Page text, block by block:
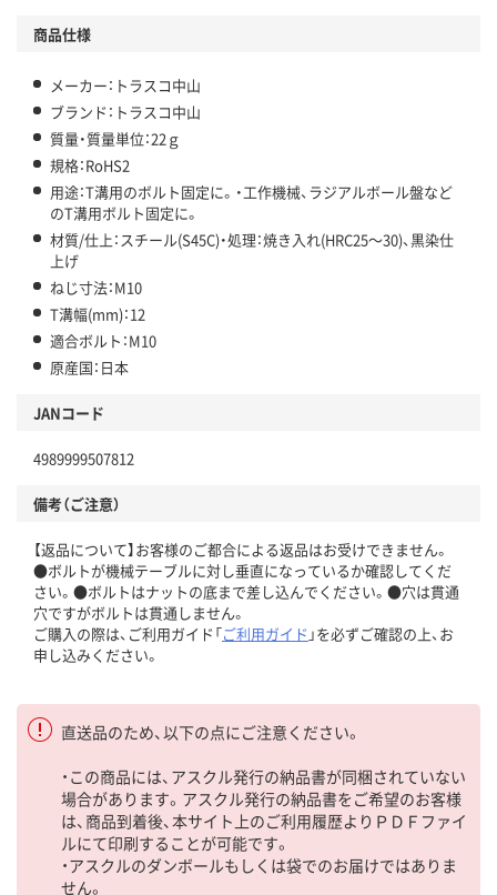
商品仕様
メーカー：トラスコ中山
ブランド：トラスコ中山
質量・質量単位：22ｇ
規格：RoHS2
用途：T溝用のボルト固定に。・工作機械、ラジアルボール盤など
のT溝用ボルト固定に。
材質/仕上：スチール(S45C)・処理：焼き入れ(HRC25～30)、黒染仕
上げ
ねじ寸法：M10
T溝幅(mm)：12
適合ボルト：M10
原産国：日本
JANコード
4989999507812
備考（ご注意）
【返品について】お客様のご都合による返品はお受けできません。
●ボルトが機械テーブルに対し垂直になっているか確認してくだ
さい。●ボルトはナットの底まで差し込んでください。●穴は貫通
穴ですがボルトは貫通しません。
ご購入の際は、ご利用ガイド「ご利用ガイド 」を必ずご確認の上、お
申し込みください。
直送品のため、以下の点にご注意ください。
・この商品には、アスクル発行の納品書が同梱されていない
場合があります。アスクル発行の納品書をご希望のお客様
は、商品到着後、本サイト上のご利用履歴よりＰＤＦファイ
ルにて印刷することが可能です。
・アスクルのダンボールもしくは袋でのお届けではありま
せん。